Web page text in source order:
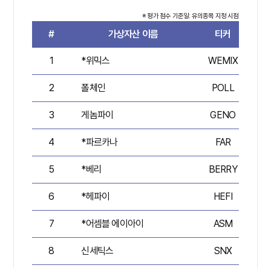
※ 평가 점수 기준일: 유의종목 지정 시점
# 가상자산 이름 티커
1 *위믹스 WEMIX
2 폴체인 POLL
3 게놈파이 GENO
4 *파르카나 FAR
5 *베리 BERRY
6 *헤파이 HEFI
7 *어셈블 에이아이 ASM
8 신세틱스 SNX